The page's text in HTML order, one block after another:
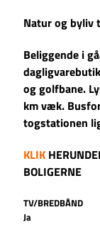
Natur og byliv
Beliggende i
og golfbane.
km væk.
togstationen
KLIK
BOLIGERNE
TV/BREDBÅND
Ja